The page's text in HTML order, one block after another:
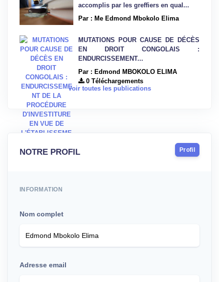
accomplis par les greffiers en qual...
Par : Me Edmond Mbokolo Elima
MUTATIONS POUR CAUSE DE DÉCÈS
EN DROIT CONGOLAIS :
ENDURCISSEMENT...
Par : Edmond MBOKOLO ELIMA
0 Téléchargements
Voir toutes les publications
NOTRE PROFIL Profil
INFORMATION
Nom complet
Adresse email